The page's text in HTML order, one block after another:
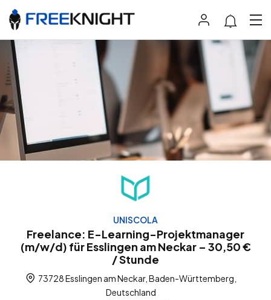
UNISCOLA
Freelance: E-Learning-Projektmanager
(m/w/d) für Esslingen am Neckar – 30,50 €
/ Stunde
73728 Esslingen am Neckar, Baden-Württemberg,
Deutschland